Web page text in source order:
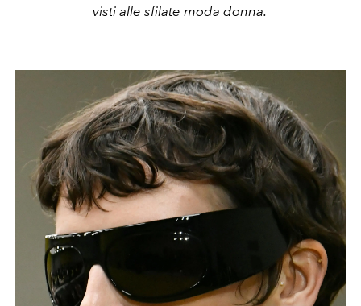
visti alle sfilate moda donna.